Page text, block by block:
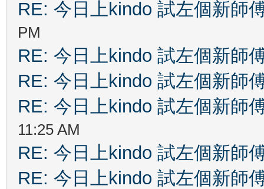
RE: 今日上kindo 試左個新師
PM
RE: 今日上kindo 試左個新師
RE: 今日上kindo 試左個新師
RE: 今日上kindo 試左個新師
11:25 AM
RE: 今日上kindo 試左個新師
RE: 今日上kindo 試左個新師